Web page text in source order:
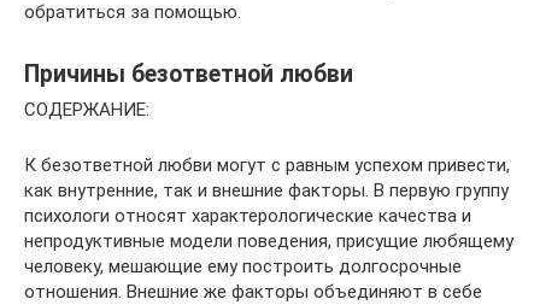
обратиться за помощью.
Причины безответной любви
СОДЕРЖАНИЕ:
К безответной любви могут с равным успехом привести,
как внутренние, так и внешние факторы. В первую группу
психологи относят характерологические качества и
непродуктивные модели поведения, присущие любящему
человеку, мешающие ему построить долгосрочные
отношения. Внешние же факторы объединяют в себе